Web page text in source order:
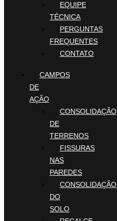
EQUIPE
TÉCNICA
PERGUNTAS
FREQUENTES
CONTATO
CAMPOS
DE
AÇÃO
CONSOLIDAÇÃO
DE
TERRENOS
FISSURAS
NAS
PAREDES
CONSOLIDAÇÃO
DO
SOLO